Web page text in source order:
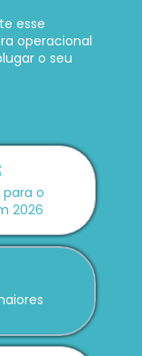
esse
operacional
o seu
o
2026